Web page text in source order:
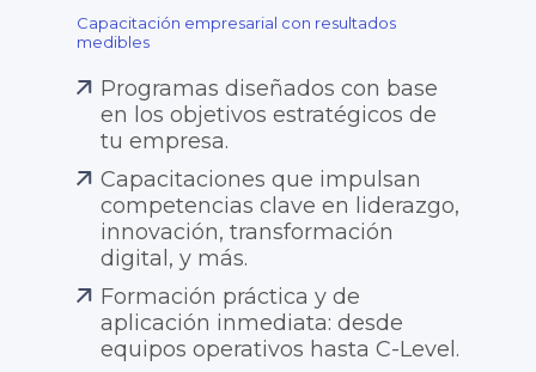
Capacitación empresarial con resultados
medibles
Programas diseñados con base
en los objetivos estratégicos de
tu empresa.
Capacitaciones que impulsan
competencias clave en liderazgo,
innovación, transformación
digital, y más.
Formación práctica y de
aplicación inmediata: desde
equipos operativos hasta C-Level.